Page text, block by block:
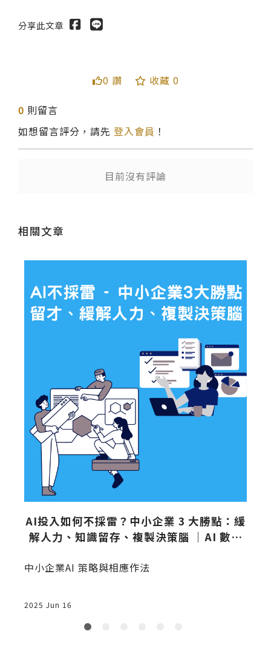
分享此文章
0 讚 收藏 0
0 則留言
如想留言評分，請先 登入會員 ！
目前沒有評論
相關文章
AI投入如何不採雷？中小企業 3 大勝點：緩
解人力、知識留存、複製決策腦 ｜AI 數位
中小企業AI 策略與相應作法
2025 Jun 16